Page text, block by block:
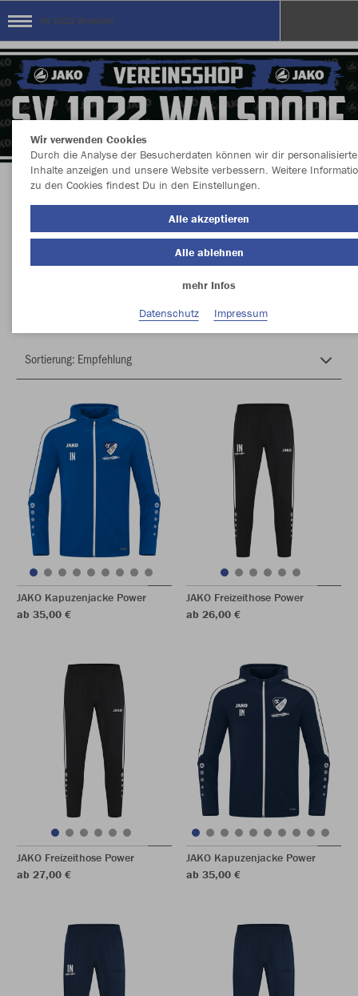
SV 1922 Walsdorf
Herzlich Willkommen im Teamshop SV 1922
Walsdorf
JAKO Kapuzenjacke Power
ab 35,00 €
JAKO Freizeithose Power
ab 26,00 €
JAKO Freizeithose Power
ab 27,00 €
JAKO Kapuzenjacke Power
ab 35,00 €
Wir verwenden Cookies
Durch die Analyse der Besucherdaten können wir dir personalisierte
Inhalte anzeigen und unsere Website verbessern. Weitere
zu den Cookies findest Du in den Einstellungen.
Alle akzeptieren
Alle ablehnen
mehr Infos
Datenschutz
Impressum